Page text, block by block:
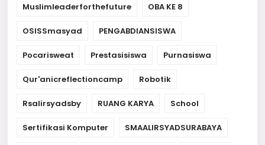
Muslimleaderforthefuture OBA KE 8
OSISSmasyad PENGABDIANSISWA
Pocarisweat Prestasisiswa Purnasiswa
Qur'anicreflectioncamp Robotik
Rsalirsyadsby RUANG KARYA School
Sertifikasi Komputer SMAALIRSYADSURABAYA